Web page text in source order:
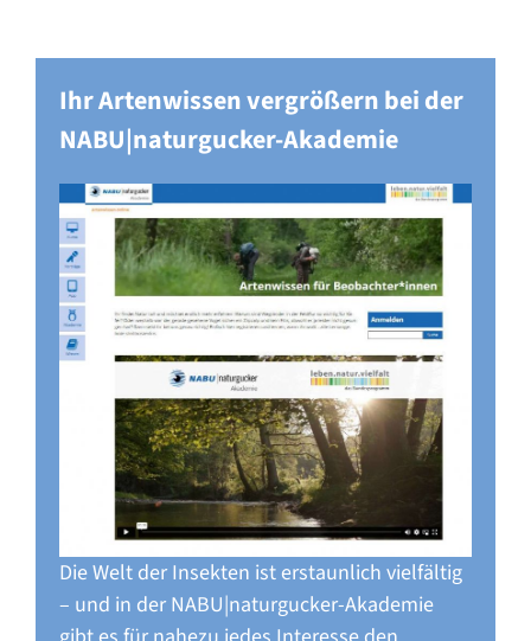
Ihr Artenwissen vergrößern bei der
NABU|naturgucker-Akademie
Die Welt der Insekten ist erstaunlich vielfältig
– und in der NABU|naturgucker-Akademie